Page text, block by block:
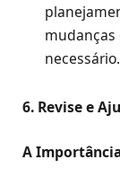
mudanças
necessário.
6. Revise e
A